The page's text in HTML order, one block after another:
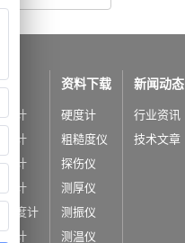
度计
度计
度计
度计
硬度计
度计
资料下载
硬度计
粗糙度仪
探伤仪
测厚仪
测振仪
测温仪
新闻动态
行业资讯
技术文章